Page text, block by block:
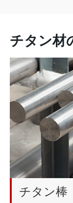
チタン材
チタン棒